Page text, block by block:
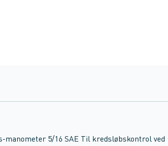
manometer 5/16 SAE Til kredsløbskontrol ved